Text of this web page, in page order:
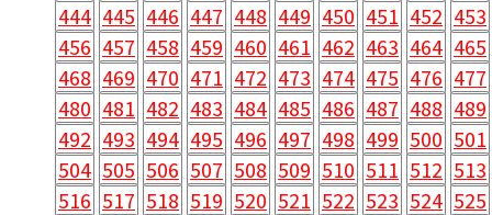
444 445 446 447 448 449 450 451 452 453
456 457 458 459 460 461 462 463 464 465
468 469 470 471 472 473 474 475 476 477
480 481 482 483 484 485 486 487 488 489
492 493 494 495 496 497 498 499 500 501
504 505 506 507 508 509 510 511 512 513
516 517 518 519 520 521 522 523 524 525